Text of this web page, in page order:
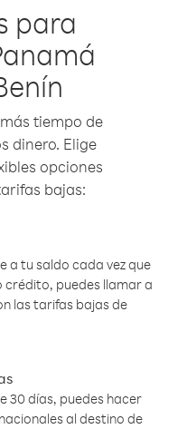
para
tiempo de
dinero. Elige
opciones
bajas:
a tu saldo cada vez que
crédito, puedes llamar a
las tarifas bajas de
30 días, puedes hacer
al destino de